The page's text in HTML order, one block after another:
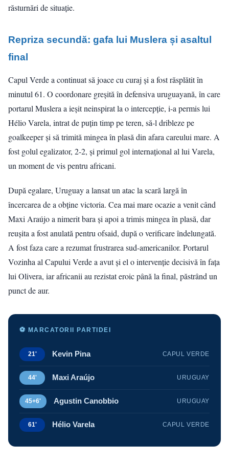
răsturnări de situație.
Repriza secundă: gafa lui Muslera și asaltul
final
Capul Verde a continuat să joace cu curaj și a fost răsplătit în
minutul 61. O coordonare greșită în defensiva uruguayană, în care
portarul Muslera a ieșit neinspirat la o intercepție, i-a permis lui
Hélio Varela, intrat de puțin timp pe teren, să-l dribleze pe
goalkeeper și să trimită mingea în plasă din afara careului mare. A
fost golul egalizator, 2-2, și primul gol internațional al lui Varela,
un moment de vis pentru africani.
După egalare, Uruguay a lansat un atac la scară largă în
încercarea de a obține victoria. Cea mai mare ocazie a venit când
Maxi Araújo a nimerit bara și apoi a trimis mingea în plasă, dar
reușita a fost anulată pentru ofsaid, după o verificare îndelungată.
A fost faza care a rezumat frustrarea sud-americanilor. Portarul
Vozinha al Capului Verde a avut și el o intervenție decisivă în fața
lui Olivera, iar africanii au rezistat eroic până la final, păstrând un
punct de aur.
⚽ MARCATORII PARTIDEI
21' Kevin Pina CAPUL VERDE
44' Maxi Araújo URUGUAY
45+6' Agustin Canobbio URUGUAY
61' Hélio Varela CAPUL VERDE